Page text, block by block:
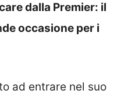
dalla Premier: il
occasione per i
ad entrare nel suo